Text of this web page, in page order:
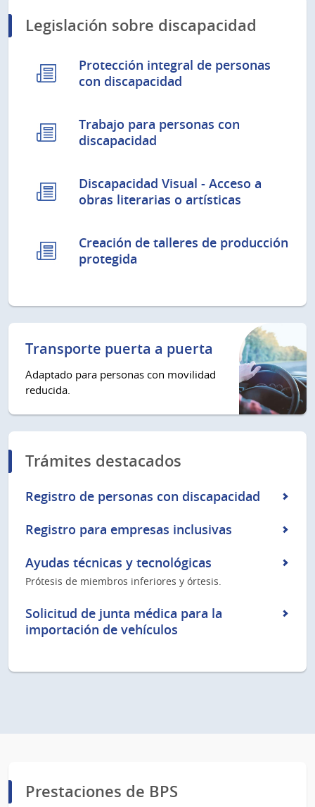
Legislación sobre discapacidad
Protección integral de personas
con discapacidad
Trabajo para personas con
discapacidad
Discapacidad Visual - Acceso a
obras literarias o artísticas
Creación de talleres de producción
protegida
Transporte puerta a puerta
Adaptado para personas con movilidad
reducida.
Trámites destacados
Registro de personas con discapacidad
Registro para empresas inclusivas
Ayudas técnicas y tecnológicas
Prótesis de miembros inferiores y órtesis.
Solicitud de junta médica para la
importación de vehículos
Prestaciones de BPS